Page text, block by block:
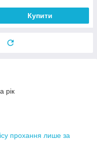
Купити
рік
прохання лише за